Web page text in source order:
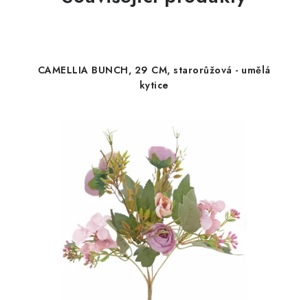
CAMELLIA BUNCH, 29 CM, starorůžová - umělá
kytice